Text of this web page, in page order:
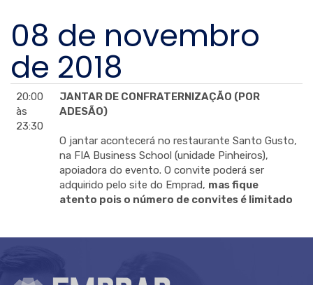
08 de novembro
de 2018
20:00
às
23:30
JANTAR DE CONFRATERNIZAÇÃO (POR
ADESÃO)
O jantar acontecerá no restaurante Santo Gusto,
na FIA Business School (unidade Pinheiros),
apoiadora do evento. O convite poderá ser
adquirido pelo site do Emprad, mas fique
atento pois o número de convites é limitado